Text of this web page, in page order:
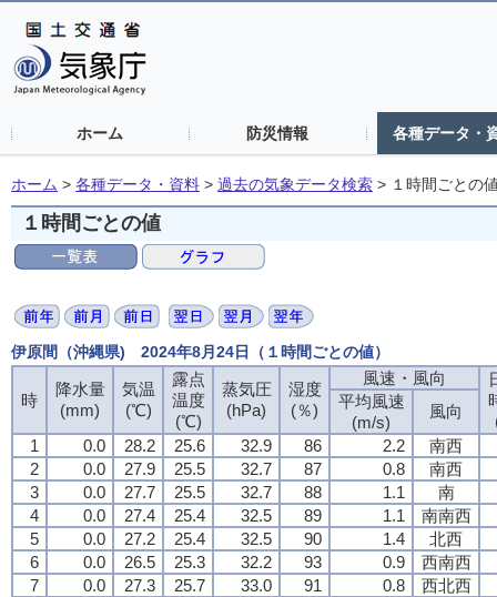
ホーム 防災情報 各種データ・
ホーム > 各種データ・資料 > 過去の気象データ検索 > １時間ごとの
１時間ごとの値
伊原間（沖縄県) 2024年8月24日（１時間ごとの値）
時
降水量
(mm)
気温
(℃)
露点
温度
(℃)
蒸気圧
(hPa)
湿度
(％)
風速・風向
平均風速
(m/s)
風向
1
0.0 28.2 25.6 32.9 86 2.2
南西
2
0.0 27.9 25.5 32.7 87 0.8
南西
3
0.0 27.7 25.5 32.7 88 1.1
南
4
0.0 27.4 25.4 32.5 89 1.1
南南西
5
0.0 27.2 25.4 32.5 90 1.4
北西
6
0.0 26.5 25.3 32.2 93 0.9
西南西
7
0.0 27.3 25.7 33.0 91 0.8
西北西